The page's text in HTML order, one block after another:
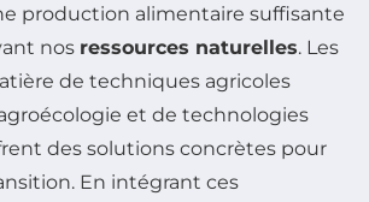
production alimentaire suffisante
nos ressources naturelles. Les
de techniques agricoles
et de technologies
des solutions concrètes pour
En intégrant ces